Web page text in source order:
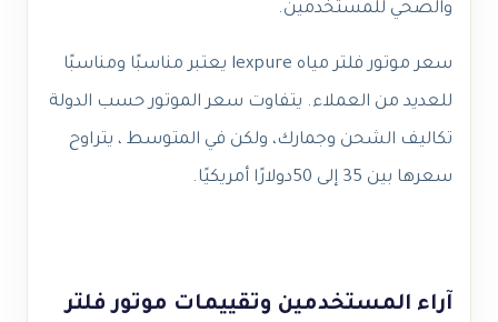
والصحي للمستخدمين.
سعر موتور فلتر مياه lexpure يعتبر مناسبًا ومناسبًا
للعديد من العملاء. يتفاوت سعر الموتور حسب الدولة
تكاليف الشحن وجمارك، ولكن في المتوسط ، يتراوح
سعرها بين 35 إلى 50دولارًا أمريكيًا.
آراء المستخدمين وتقييمات موتور فلتر